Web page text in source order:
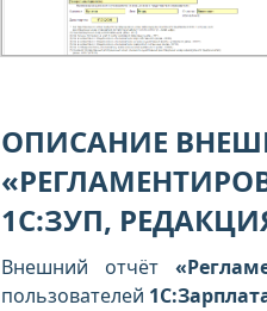
ОПИСАНИЕ
1С:ЗУП,
Внешний отчёт
пользователей